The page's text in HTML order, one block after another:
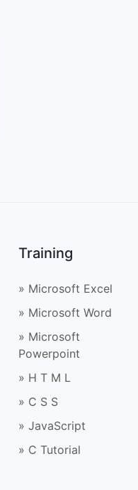
Training
» Microsoft Excel
» Microsoft Word
» Microsoft
Powerpoint
» H T M L
» C S S
» JavaScript
» C Tutorial